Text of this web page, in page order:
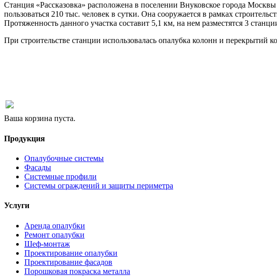
Станция «Рассказовка» расположена в поселении Внуковское города
пользоваться 210 тыс. человек в сутки. Она сооружается в рамках
Протяженность данного участка составит 5,1 км, на нем разместятся 3
При строительстве станции использовалась опалубка колонн и перекрытий
Ваша корзина пуста.
Продукция
Опалубочные системы
Фасады
Системные профили
Системы ограждений и защиты периметра
Услуги
Аренда опалубки
Ремонт опалубки
Шеф-монтаж
Проектирование опалубки
Проектирование фасадов
Порошковая покраска металла